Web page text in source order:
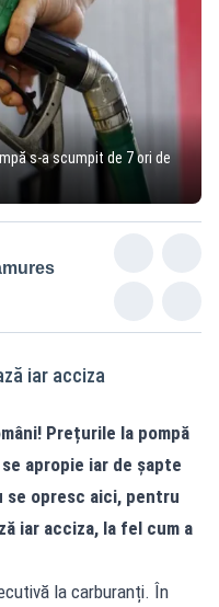
s-a scumpit de 7 ori de
iar acciza
Prețurile la pompă
apropie iar de șapte
opresc aici, pentru
iar acciza, la fel cum a
la carburanți. În